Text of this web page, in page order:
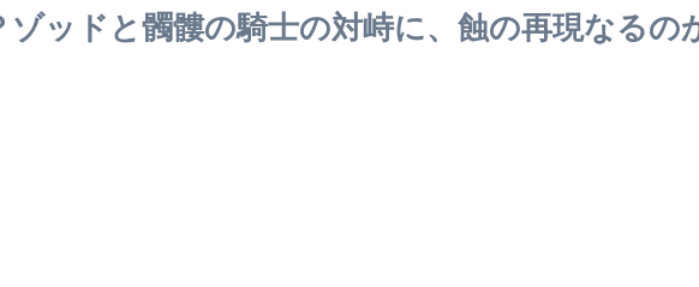
ッドと髑髏の騎士の対峙に、蝕の再現なるの